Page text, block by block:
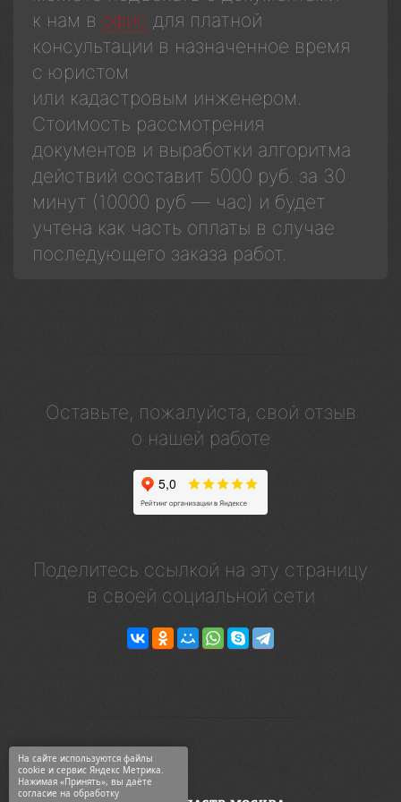
к нам в офис для платной
консультации в назначенное время
с юристом
или кадастровым инженером.
Стоимость рассмотрения
документов и выработки алгоритма
действий составит 5000 руб. за 30
минут (10000 руб — час) и будет
учтена как часть оплаты в случае
последующего заказа работ.
Оставьте, пожалуйста, свой отзыв
о нашей работе
Поделитесь ссылкой на эту страницу
в своей социальной сети
На сайте используются файлы
cookie и сервис Яндекс Метрика.
Нажимая «Принять», вы даёте
согласие на обработку